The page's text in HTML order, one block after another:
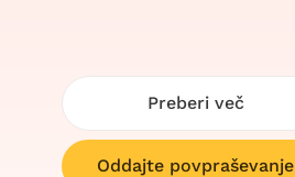
Preberi več
Oddajte povpraševanje